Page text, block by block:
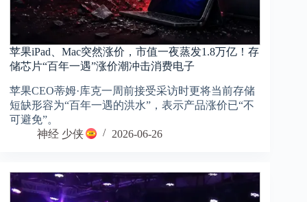
苹果iPad、Mac突然涨价，市值一夜蒸发1.8万亿！存
储芯片“百年一遇”涨价潮冲击消费电子
苹果CEO蒂姆·库克一周前接受采访时更将当前存储
短缺形容为“百年一遇的洪水”，表示产品涨价已“不
可避免”。
神经 少侠
2026-06-26